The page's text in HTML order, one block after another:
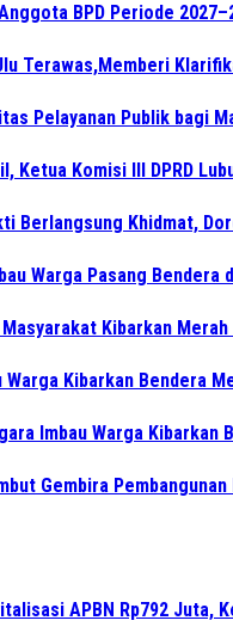
BPD Periode
Terawas,Memberi
Pelayanan Publik bagi
Komisi III DPRD
Berlangsung Khidmat,
Warga Pasang Bendera
Kibarkan
Kibarkan Bendera
Imbau Warga
Gembira
APBN Rp792 Juta,